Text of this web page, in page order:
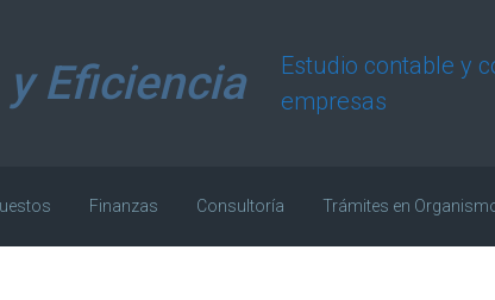
Eficiencia
Estudio contable y
empresas
Finanzas Consultoría Trámites en